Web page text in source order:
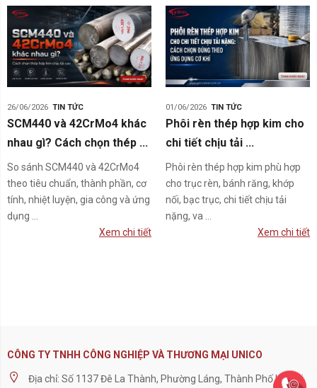
26/06/2026 TIN TỨC
SCM440 và 42CrMo4 khác
nhau gì? Cách chọn thép ...
So sánh SCM440 và 42CrMo4
theo tiêu chuẩn, thành phần, cơ
tính, nhiệt luyện, gia công và ứng
dụng ...
Xem chi tiết
01/06/2026 TIN TỨC
Phôi rèn thép hợp kim cho
chi tiết chịu tải ...
Phôi rèn thép hợp kim phù hợp
cho trục rèn, bánh răng, khớp
nối, bạc trục, chi tiết chịu tải
nặng, va ...
Xem chi tiết
CÔNG TY TNHH CÔNG NGHIỆP VÀ THƯƠNG MẠI UNICO
Địa chỉ: Số 1137 Đê La Thành, Phường Láng, Thành Phố Hà Nội,